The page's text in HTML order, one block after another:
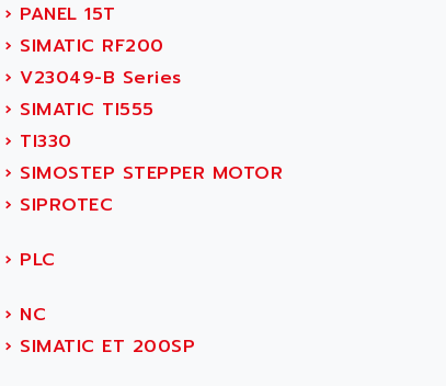
› PANEL 15T
› SIMATIC RF200
› V23049-B Series
› SIMATIC TI555
› TI330
› SIMOSTEP STEPPER MOTOR
› SIPROTEC
› PLC
› NC
› SIMATIC ET 200SP